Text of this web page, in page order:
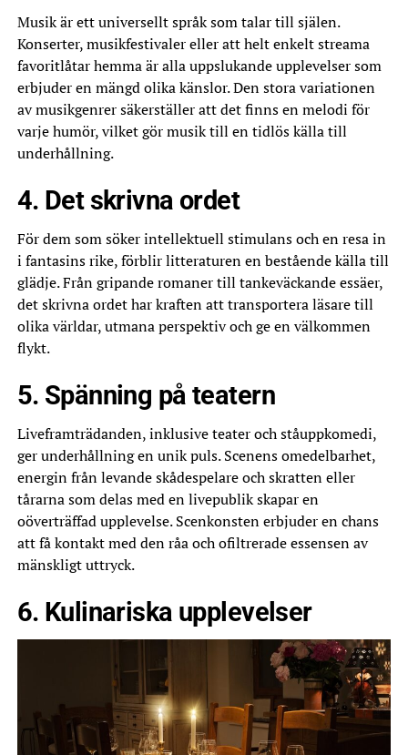
Musik är ett universellt språk som talar till själen.
Konserter, musikfestivaler eller att helt enkelt streama
favoritlåtar hemma är alla uppslukande upplevelser som
erbjuder en mängd olika känslor. Den stora variationen
av musikgenrer säkerställer att det finns en melodi för
varje humör, vilket gör musik till en tidlös källa till
underhållning.
4. Det skrivna ordet
För dem som söker intellektuell stimulans och en resa in
i fantasins rike, förblir litteraturen en bestående källa till
glädje. Från gripande romaner till tankeväckande essäer,
det skrivna ordet har kraften att transportera läsare till
olika världar, utmana perspektiv och ge en välkommen
flykt.
5. Spänning på teatern
Liveframträdanden, inklusive teater och ståuppkomedi,
ger underhållning en unik puls. Scenens omedelbarhet,
energin från levande skådespelare och skratten eller
tårarna som delas med en livepublik skapar en
oöverträffad upplevelse. Scenkonsten erbjuder en chans
att få kontakt med den råa och ofiltrerade essensen av
mänskligt uttryck.
6. Kulinariska upplevelser